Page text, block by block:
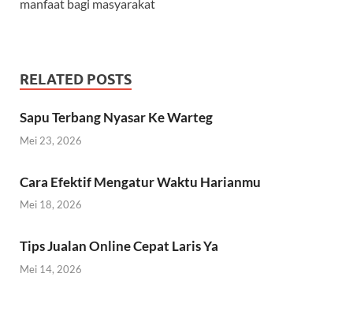
manfaat bagi masyarakat
RELATED POSTS
Sapu Terbang Nyasar Ke Warteg
Mei 23, 2026
Cara Efektif Mengatur Waktu Harianmu
Mei 18, 2026
Tips Jualan Online Cepat Laris Ya
Mei 14, 2026